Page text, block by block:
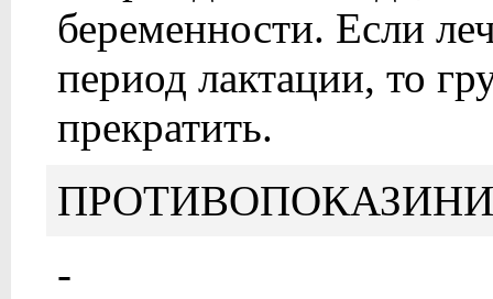
беременности. Если
период лактации, то
прекратить.
-